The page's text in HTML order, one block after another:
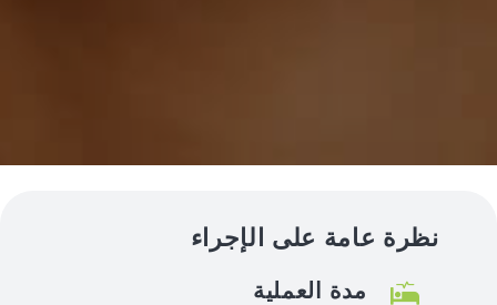
نظرة عامة على الإجراء
مدة العملية